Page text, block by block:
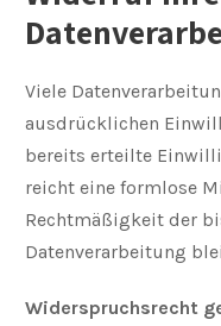
Viele
ausdrücklichen
bereits erteilte
reicht eine formlose
Rechtmäßigkeit der
Datenverarbeitung
Widerspruchsrecht